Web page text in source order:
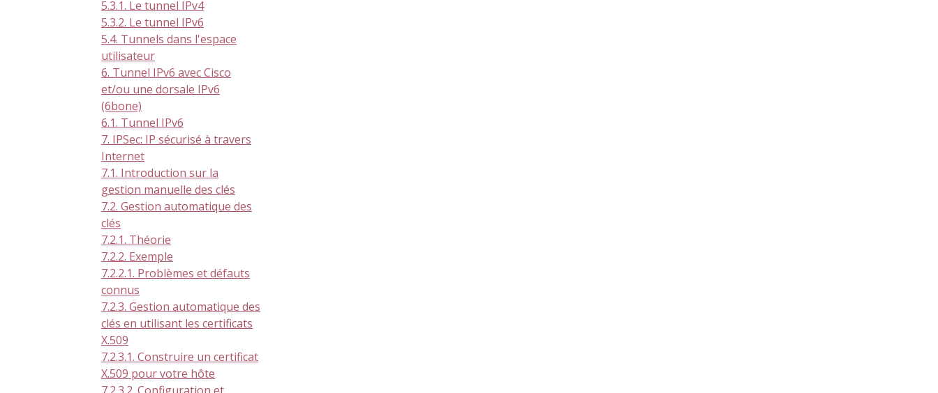
5.3.1. Le tunnel IPv4
5.3.2. Le tunnel IPv6
5.4. Tunnels dans l'espace
utilisateur
6. Tunnel IPv6 avec Cisco
et/ou une dorsale IPv6
(6bone)
6.1. Tunnel IPv6
7. IPSec: IP sécurisé à travers
Internet
7.1. Introduction sur la
gestion manuelle des clés
7.2. Gestion automatique des
clés
7.2.1. Théorie
7.2.2. Exemple
7.2.2.1. Problèmes et défauts
connus
7.2.3. Gestion automatique des
clés en utilisant les certificats
X.509
7.2.3.1. Construire un certificat
X.509 pour votre hôte